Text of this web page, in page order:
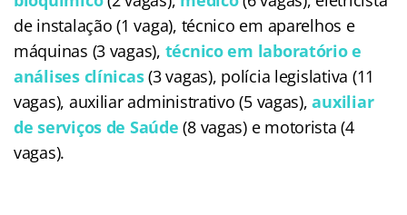
de instalação (1 vaga), técnico em aparelhos e
máquinas (3 vagas), técnico em laboratório e
análises clínicas(3 vagas), polícia legislativa (11
vagas), auxiliar administrativo (5 vagas),auxiliar
de serviços de Saúde (8 vagas) e motorista (4
vagas).